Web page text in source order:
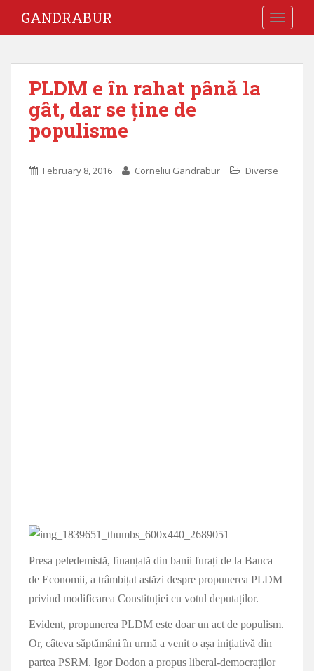
GANDRABUR
PLDM e în rahat până la
gât, dar se ține de
populisme
February 8, 2016 Corneliu Gandrabur Diverse
Presa peledemistă, finanțată din banii furați de la Banca
de Economii, a trâmbițat astăzi despre propunerea PLDM
privind modificarea Constituției cu votul deputaților.
Evident, propunerea PLDM este doar un act de populism.
Or, câteva săptămâni în urmă a venit o așa inițiativă din
partea PSRM. Igor Dodon a propus liberal-democraților